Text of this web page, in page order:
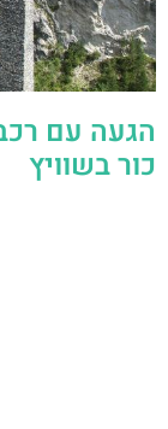
הגעה עם
כור בשוויץ